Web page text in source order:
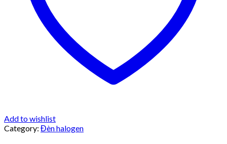
Add to wishlist
Category: Đèn halogen